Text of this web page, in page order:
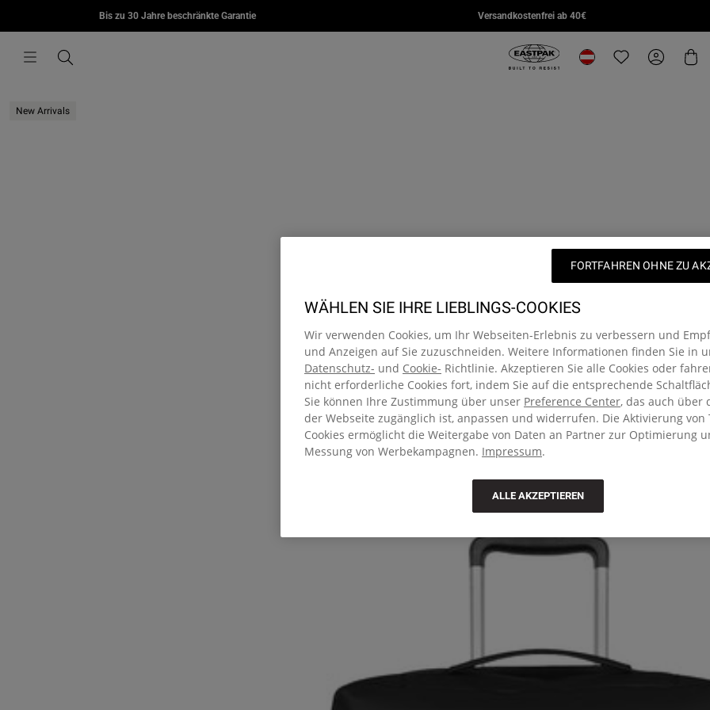
Zum Inhalt springenBis zu 30 Jahre beschränkte Garantie Versandkostenfrei ab 40€
Menü Suchen Eastpak, zur Startseite von
Standort ändern
MORIUS STUDY BUDDY
€95,00
New Arrivals
WÄHLEN SIE IHRE LIEBLINGS-COOKIES
Wir verwenden Cookies, um Ihr Webseiten-Erlebnis zu verbessern und
und Anzeigen auf Sie zuzuschneiden. Weitere Informationen finden Sie in
Datenschutz- und Cookie- Richtlinie. Akzeptieren Sie alle Cookies oder
nicht erforderliche Cookies fort, indem Sie auf die entsprechende
Sie können Ihre Zustimmung über unser Preference Center, das auch über
der Webseite zugänglich ist, anpassen und widerrufen. Die Aktivierung von
Cookies ermöglicht die Weitergabe von Daten an Partner zur Optimierung
Messung von Werbekampagnen. Impressum.
ALLE AKZEPTIEREN
FORTFAHREN OHNE ZU